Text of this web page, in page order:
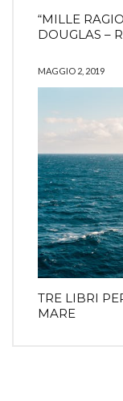
“MILLE
DOUGLAS –
MAGGIO 2, 2019
TRE LIBRI
MARE